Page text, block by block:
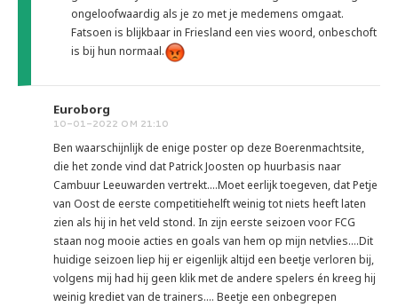
ongeloofwaardig als je zo met je medemens omgaat.
Fatsoen is blijkbaar in Friesland een vies woord, onbeschoft
is bij hun normaal.
Euroborg
10-01-2022 OM 21:10
Ben waarschijnlijk de enige poster op deze Boerenmachtsite,
die het zonde vind dat Patrick Joosten op huurbasis naar
Cambuur Leeuwarden vertrekt....Moet eerlijk toegeven, dat Petje
van Oost de eerste competitiehelft weinig tot niets heeft laten
zien als hij in het veld stond. In zijn eerste seizoen voor FCG
staan nog mooie acties en goals van hem op mijn netvlies....Dit
huidige seizoen liep hij er eigenlijk altijd een beetje verloren bij,
volgens mij had hij geen klik met de andere spelers én kreeg hij
weinig krediet van de trainers.... Beetje een onbegrepen